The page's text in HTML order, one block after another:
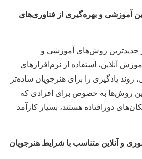
آموزشی و بهره‌گیری از فناوری‌های
جدیدترین روش‌های آموزشی و
آنلاین، استفاده از نرم‌افزارهای
روند یادگیری را برای هنرجویان ساده‌تر
روش‌ها به خصوص برای افرادی که
دورافتاده هستند، بسیار کارآمد
و آنلاین متناسب با شرایط هنرجویان